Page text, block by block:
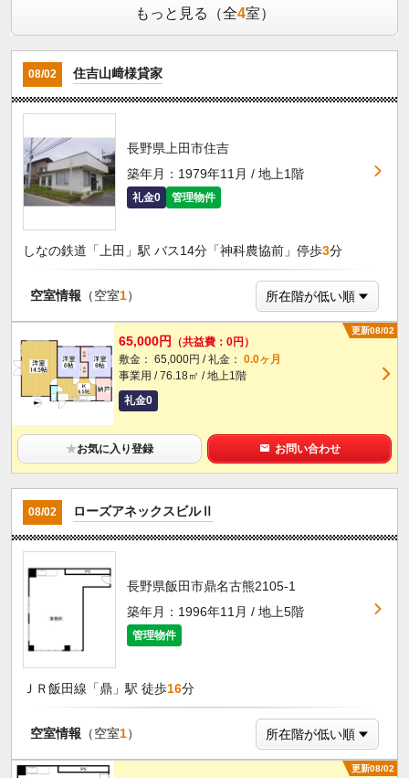
もっと見る（全4室）
08/02 住吉山﨑様貸家
長野県上田市住吉
築年月：1979年11月 / 地上1階
礼金0 管理物件
しなの鉄道「上田」駅 バス14分「神科農協前」停歩3分
空室情報 （空室1）
更新08/02
65,000円 （共益費：0円）
敷金： 65,000円 / 礼金： 0.0ヶ月
事業用 / 76.18㎡ / 地上1階
礼金0
★お気に入り登録 お問い合わせ
08/02 ローズアネックスビルⅡ
長野県飯田市鼎名古熊2105-1
築年月：1996年11月 / 地上5階
管理物件
ＪＲ飯田線「鼎」駅 徒歩16分
空室情報 （空室1）
更新08/02